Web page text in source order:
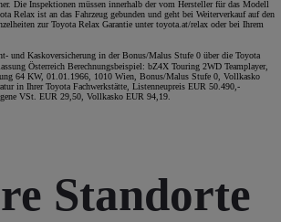
Die Inspektionen müssen innerhalb der vom Hersteller für das Modell
Relax ist an das Fahrzeug gebunden und geht bei Weiterverkauf auf den
zur Toyota Relax Garantie unter toyota.at/relax oder bei Ihrem
und Kaskoversicherung in der Bonus/Malus Stufe 0 über die Toyota
Österreich Berechnungsbeispiel: bZ4X Touring 2WD Teamplayer,
64 KW, 01.01.1966, 1010 Wien, Bonus/Malus Stufe 0, Vollkasko
in Ihrer Toyota Fachwerkstätte, Listenneupreis EUR 50.490,-
VSt. EUR 29,50, Vollkasko EUR 94,19.
Standorte